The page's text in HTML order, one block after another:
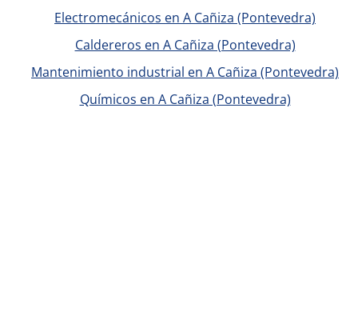
Electromecánicos en A Cañiza (Pontevedra)
Caldereros en A Cañiza (Pontevedra)
Mantenimiento industrial en A Cañiza (Pontevedra)
Químicos en A Cañiza (Pontevedra)